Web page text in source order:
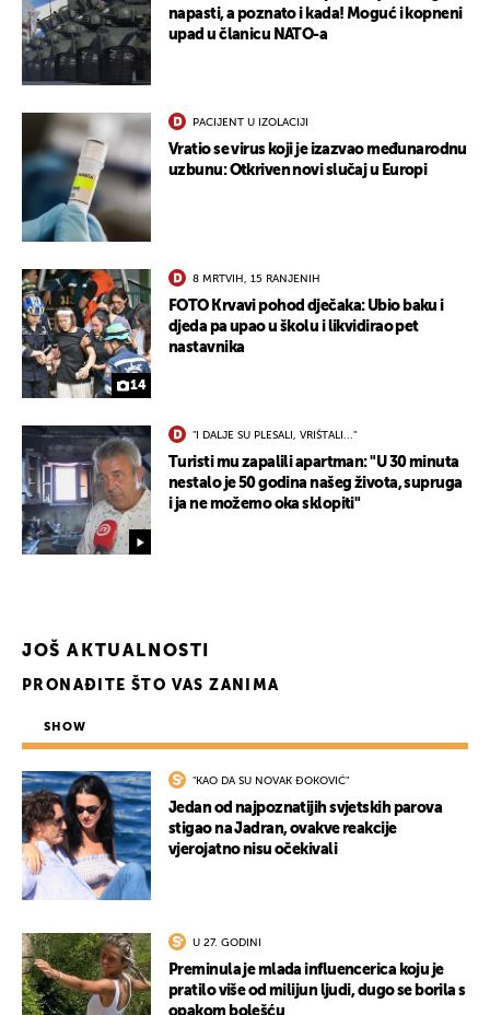
napasti, a poznato i kada! Moguć i kopneni
upad u članicu NATO-a
PACIJENT U IZOLACIJI
Vratio se virus koji je izazvao međunarodnu
uzbunu: Otkriven novi slučaj u Europi
14
8 MRTVIH, 15 RANJENIH
FOTO Krvavi pohod dječaka: Ubio baku i
djeda pa upao u školu i likvidirao pet
nastavnika
"I DALJE SU PLESALI, VRIŠTALI..."
Turisti mu zapalili apartman: "U 30 minuta
nestalo je 50 godina našeg života, supruga
i ja ne možemo oka sklopiti"
JOŠ AKTUALNOSTI
PRONAĐITE ŠTO VAS ZANIMA
SHOW
"KAO DA SU NOVAK ĐOKOVIĆ"
Jedan od najpoznatijih svjetskih parova
stigao na Jadran, ovakve reakcije
vjerojatno nisu očekivali
U 27. GODINI
Preminula je mlada influencerica koju je
pratilo više od milijun ljudi, dugo se borila s
opakom bolešću
UKLJUČITE NOTIFIKACIJE